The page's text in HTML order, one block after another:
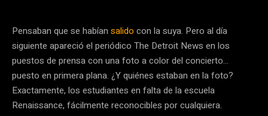
Pensaban que se habían salido con la suya. Pero al día
siguiente apareció el periódico The Detroit News en los
puestos de prensa con una foto a color del concierto…
puesto en primera plana. ¿Y quiénes estaban en la foto?
Exactamente, los estudiantes en falta de la escuela
Renaissance, fácilmente reconocibles por cualquiera.